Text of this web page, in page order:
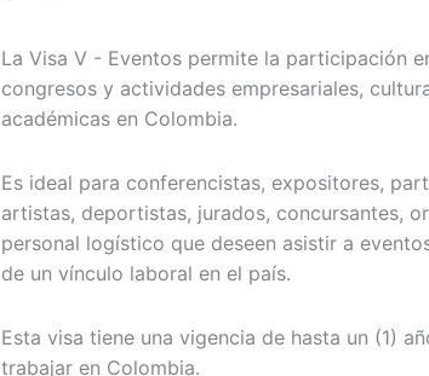
La Visa V - Eventos permite la participación
congresos y actividades empresariales,
académicas en Colombia.
Es ideal para conferencistas, expositores,
artistas, deportistas, jurados, concursantes,
personal logístico que deseen asistir a
de un vínculo laboral en el país.
Esta visa tiene una vigencia de hasta un (1)
trabajar en Colombia.